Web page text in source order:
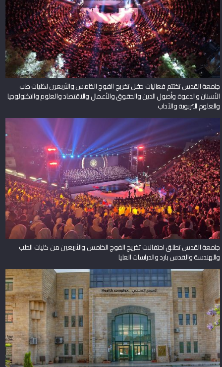
جامعة القدس تختتم فعاليات حفل تخريج الفوج الخامس والأربعين لكليات طب
الأسنان والدعوة وأصول الدين والحقوق والأعمال والاقتصاد والعلوم والتكنولوجيا
والعلوم التربوية والآداب
جامعة القدس تطلق احتفالات تخريج الفوج الخامس والأربعين من كليات الطب
والهندسة والقدس بارد والدراسات العليا